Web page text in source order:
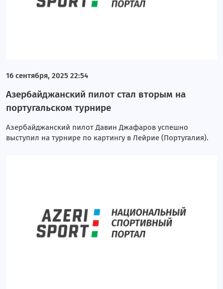
16 сентября, 2025 22:54
Азербайджанский пилот стал вторым на
португальском турнире
Азербайджанский пилот Давин Джафаров успешно
выступил на турнире по картингу в Лейрие (Португалия).